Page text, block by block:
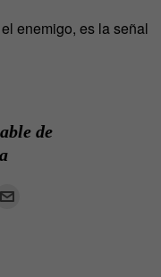
enemigo, es la señal
de